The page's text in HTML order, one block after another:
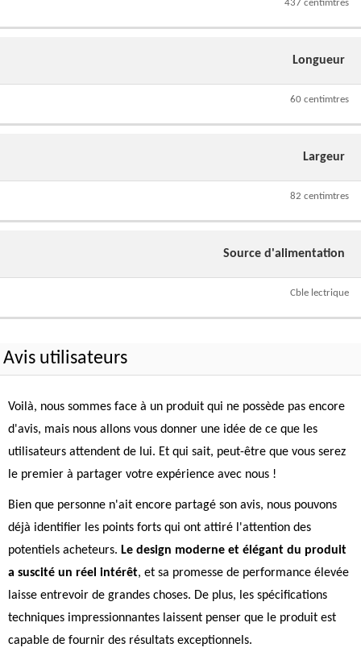
437 centimtres
Longueur
60 centimtres
Largeur
82 centimtres
Source d'alimentation
Cble lectrique
Avis utilisateurs
Voilà, nous sommes face à un produit qui ne possède pas encore
d'avis, mais nous allons vous donner une idée de ce que les
utilisateurs attendent de lui. Et qui sait, peut-être que vous serez
le premier à partager votre expérience avec nous !
Bien que personne n'ait encore partagé son avis, nous pouvons
déjà identifier les points forts qui ont attiré l'attention des
potentiels acheteurs. Le design moderne et élégant du produit
a suscité un réel intérêt, et sa promesse de performance élevée
laisse entrevoir de grandes choses. De plus, les spécifications
techniques impressionnantes laissent penser que le produit est
capable de fournir des résultats exceptionnels.